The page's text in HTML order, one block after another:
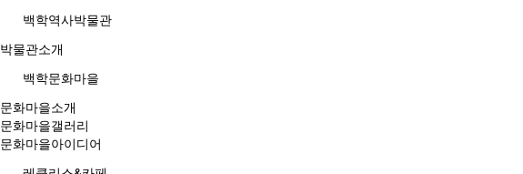
백학역사박물관
박물관소개
백학문화마을
문화마을소개
문화마을갤러리
문화마을아이디어